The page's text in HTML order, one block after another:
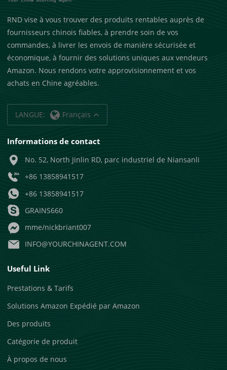
RND vise à vous trouver des produits rentables auprès de
fournisseurs chinois fiables, à prendre soin de vos
commandes, à livrer les envois de manière sécurisée et
économique, à fournir des solutions uniques aux vendeurs
Amazon. Nous rendons votre approvisionnement et vos
achats en Chine agréables.
LANGUE: Français
Informations de contact
No. 52, North Jinlin RD, parc industriel de Niansanli
+86 13858941517
+86 13858941517
GRAINS660
mme/nickbriant007
INFO@YOURCHINAGENT.COM
Useful Link
Prestations & Tarifs
Solutions Amazon Expédié par Amazon
Des produits
Catégorie de produit
À propos de nous